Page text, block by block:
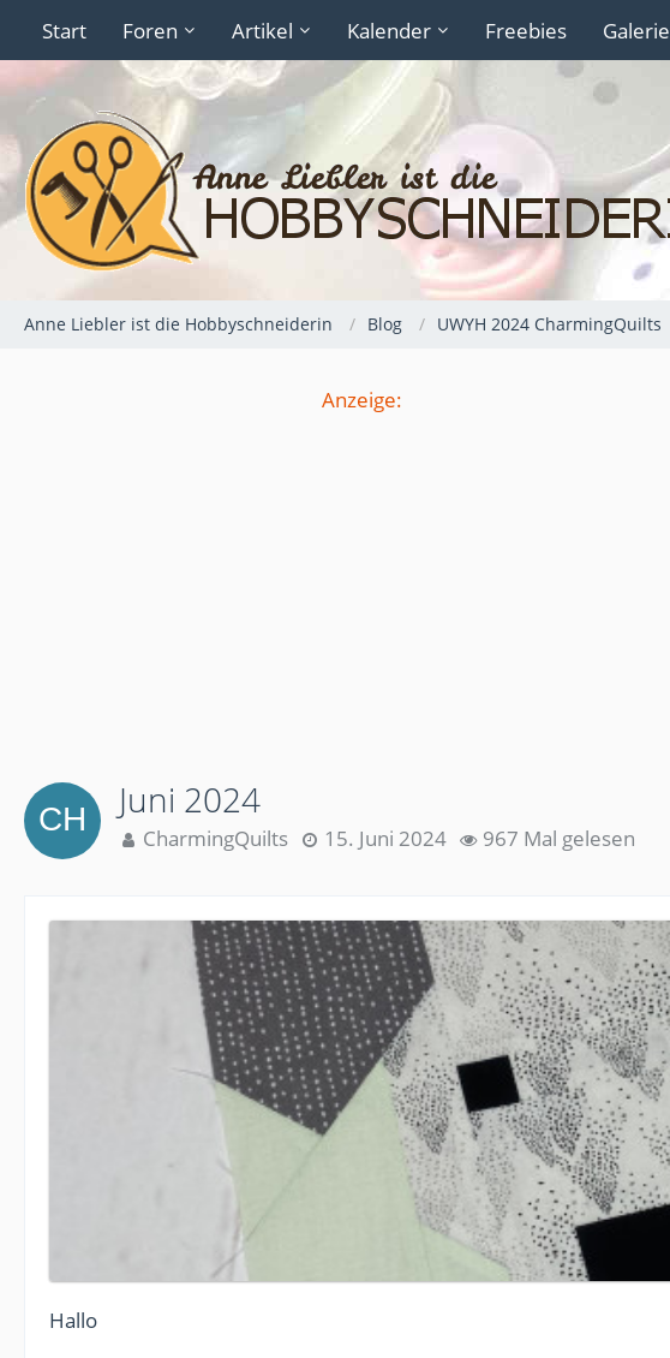
Start Foren Artikel Kalender Freebies Galerie
Anne Liebler ist die Hobbyschneiderin Blog UWYH 2024 CharmingQuilts
Anzeige:
Juni 2024
CharmingQuilts 15. Juni 2024 967 Mal gelesen
Hallo